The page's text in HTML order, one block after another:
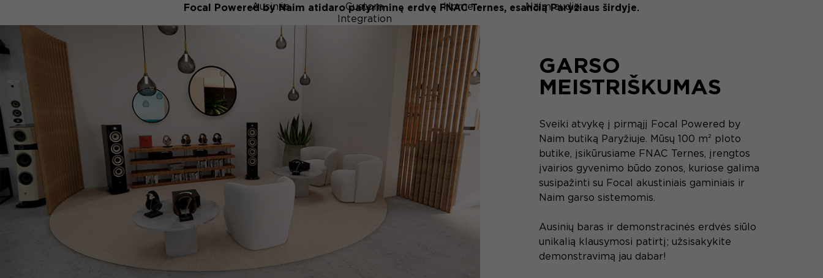
Focal Powered by Naim atidaro patyriminę erdvę FNAC Ternes, esančią Paryžiaus širdyje.
Ausinės
Custom
Integration
Home Naim audio
GARSO
MEISTRIŠKUMAS
Sveiki atvykę į pirmąjį Focal Powered by
Naim butiką Paryžiuje. Mūsų 100 m² ploto
butike, įsikūrusiame FNAC Ternes, įrengtos
įvairios gyvenimo būdo zonos, kuriose galima
susipažinti su Focal akustiniais gaminiais ir
Naim garso sistemomis.
Ausinių baras ir demonstracinės erdvės siūlo
unikalią klausymosi patirtį; užsisakykite
demonstravimą jau dabar!